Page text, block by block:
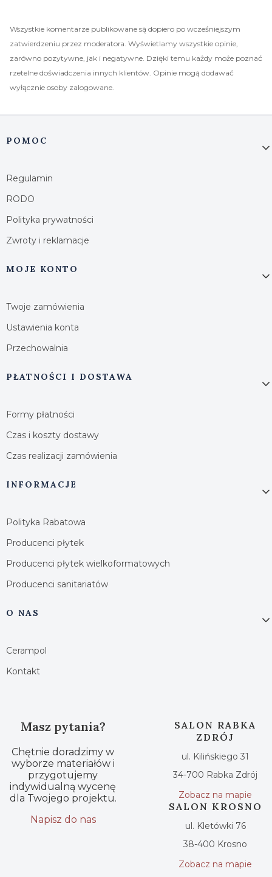
Wszystkie komentarze publikowane są dopiero po wcześniejszym
zatwierdzeniu przez moderatora. Wyświetlamy wszystkie opinie,
zarówno pozytywne, jak i negatywne. Dzięki temu każdy może poznać
rzetelne doświadczenia innych klientów. Opinie mogą dodawać
wyłącznie osoby zalogowane.
Linki w stopce
POMOC
Regulamin
RODO
Polityka prywatności
Zwroty i reklamacje
MOJE KONTO
Twoje zamówienia
Ustawienia konta
Przechowalnia
PŁATNOŚCI I DOSTAWA
Formy płatności
Czas i koszty dostawy
Czas realizacji zamówienia
INFORMACJE
Polityka Rabatowa
Producenci płytek
Producenci płytek wielkoformatowych
Producenci sanitariatów
O NAS
Cerampol
Kontakt
Masz pytania?
Chętnie doradzimy w
wyborze materiałów i
przygotujemy
indywidualną wycenę
dla Twojego projektu.
Napisz do nas
SALON RABKA
ZDRÓJ
ul. Kilińskiego 31
34-700 Rabka Zdrój
Zobacz na mapie
SALON KROSNO
ul. Kletówki 76
38-400 Krosno
Zobacz na mapie